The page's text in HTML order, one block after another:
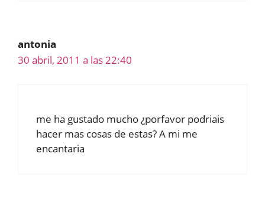
antonia
30 abril, 2011 a las 22:40
me ha gustado mucho ¿porfavor podriais
hacer mas cosas de estas? A mi me
encantaria